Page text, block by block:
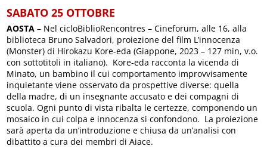
SABATO 25 OTTOBRE
AOSTA – Nel cicloBiblioRencontres – Cineforum, alle 16, alla
biblioteca Bruno Salvadori, proiezione del film L’innocenza
(Monster) di Hirokazu Kore-eda (Giappone, 2023 – 127 min, v.o.
con sottotitoli in italiano). Kore-eda racconta la vicenda di
Minato, un bambino il cui comportamento improvvisamente
inquietante viene osservato da prospettive diverse: quella
della madre, di un insegnante accusato e dei compagni di
scuola. Ogni punto di vista ribalta le certezze, componendo un
mosaico in cui colpa e innocenza si confondono. La proiezione
sarà aperta da un’introduzione e chiusa da un’analisi con
dibattito a cura dei membri di Aiace.